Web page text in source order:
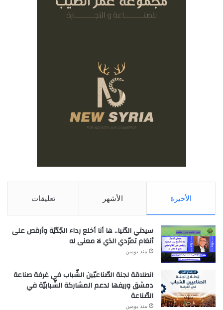
الأخيرة الأشهر تعليقات
سيدتي الدّنيا.. ها أنا أخلع رداء الجّدّيّة وأرقص على
أنغام تمرّدي الذي لا معنى له
منذ يومين
انطلاقة لجنة الصّناعيّين الشّباب في غرفة صناعة
دمشق وريفها لدعم المشاركة الشّبابيّة في
الصّناعة
منذ يومين